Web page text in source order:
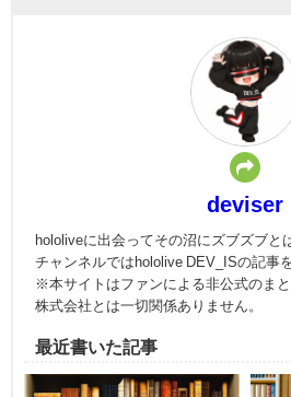
deviser
hololiveに出会ってその沼にズブズブと
チャンネルではhololive DEV_ISの記事
※本サイトはファンによる非公式のま
株式会社とは一切関係ありません。
最近書いた記事